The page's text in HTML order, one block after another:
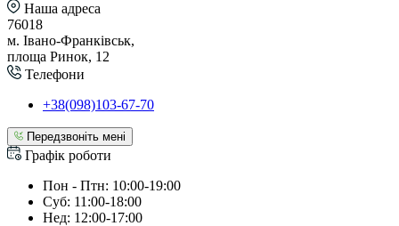
Наша адреса
76018
м. Івано-Франківськ,
площа Ринок, 12
Телефони
+38(098)103-67-70
Передзвоніть мені
Графік роботи
Пон - Птн: 10:00-19:00
Суб: 11:00-18:00
Нед: 12:00-17:00